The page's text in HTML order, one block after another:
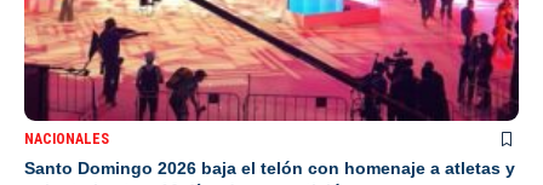
NACIONALES
Santo Domingo 2026 baja el telón con homenaje a atletas y